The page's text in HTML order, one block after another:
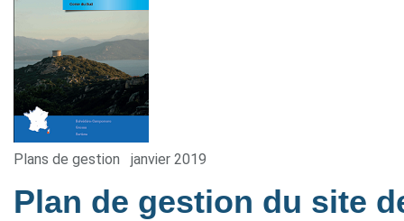
Plans de gestion janvier 2019
Plan de gestion du site